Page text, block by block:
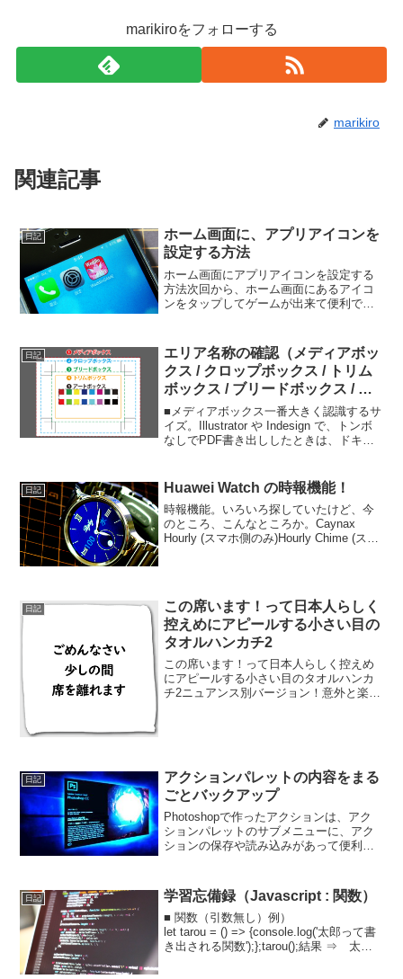
marikiroをフォローする
marikiro
関連記事
日記
ホーム画面に、アプリアイコンを
設定する方法
ホーム画面にアプリアイコンを設定する
方法次回から、ホーム画面にあるアイコ
ンをタップしてゲームが出来て便利で
設定する方法】Safari 編❶ゲーム画面時
に...
日記
エリア名称の確認（メディアボッ
クス / クロップボックス / トリム
ボックス / ブリードボックス / ア
ートボックス）
■メディアボックス一番大きく認識するサ
イズ。Illustrator や Indesign で、トンボ
なしでPDF書き出ししたときは、ドキュ
を付け...
日記 Huawei Watch の時報機能！
時報機能。いろいろ探していたけど、今
のところ、こんなところか。Caynax
Hourly (スマホ側のみ)Hourly Chime (スマ
日記
この席います！って日本人らしく
控えめにアピールする小さい目の
タオルハンカチ2
この席います！って日本人らしく控えめ
にアピールする小さい目のタオルハンカ
チ2ニュアンス別バージョン！意外と楽し
日記
アクションパレットの内容をまる
ごとバックアップ
Photoshopで作ったアクションは、アク
ションパレットのサブメニューに、アク
ションの保存や読み込みがあって便利だ
アクションの数が多くなるので、各セッ
ト別に保存してい...
日記 学習忘備録（Javascript : 関数）
■ 関数（引数無し）例）
let tarou = () => {console.log('太郎って書
き出される関数');};tarou();結果 ⇒ 太郎